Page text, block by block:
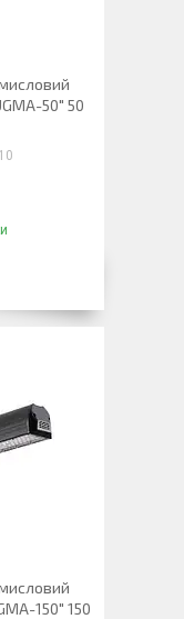
50" 50
150" 150